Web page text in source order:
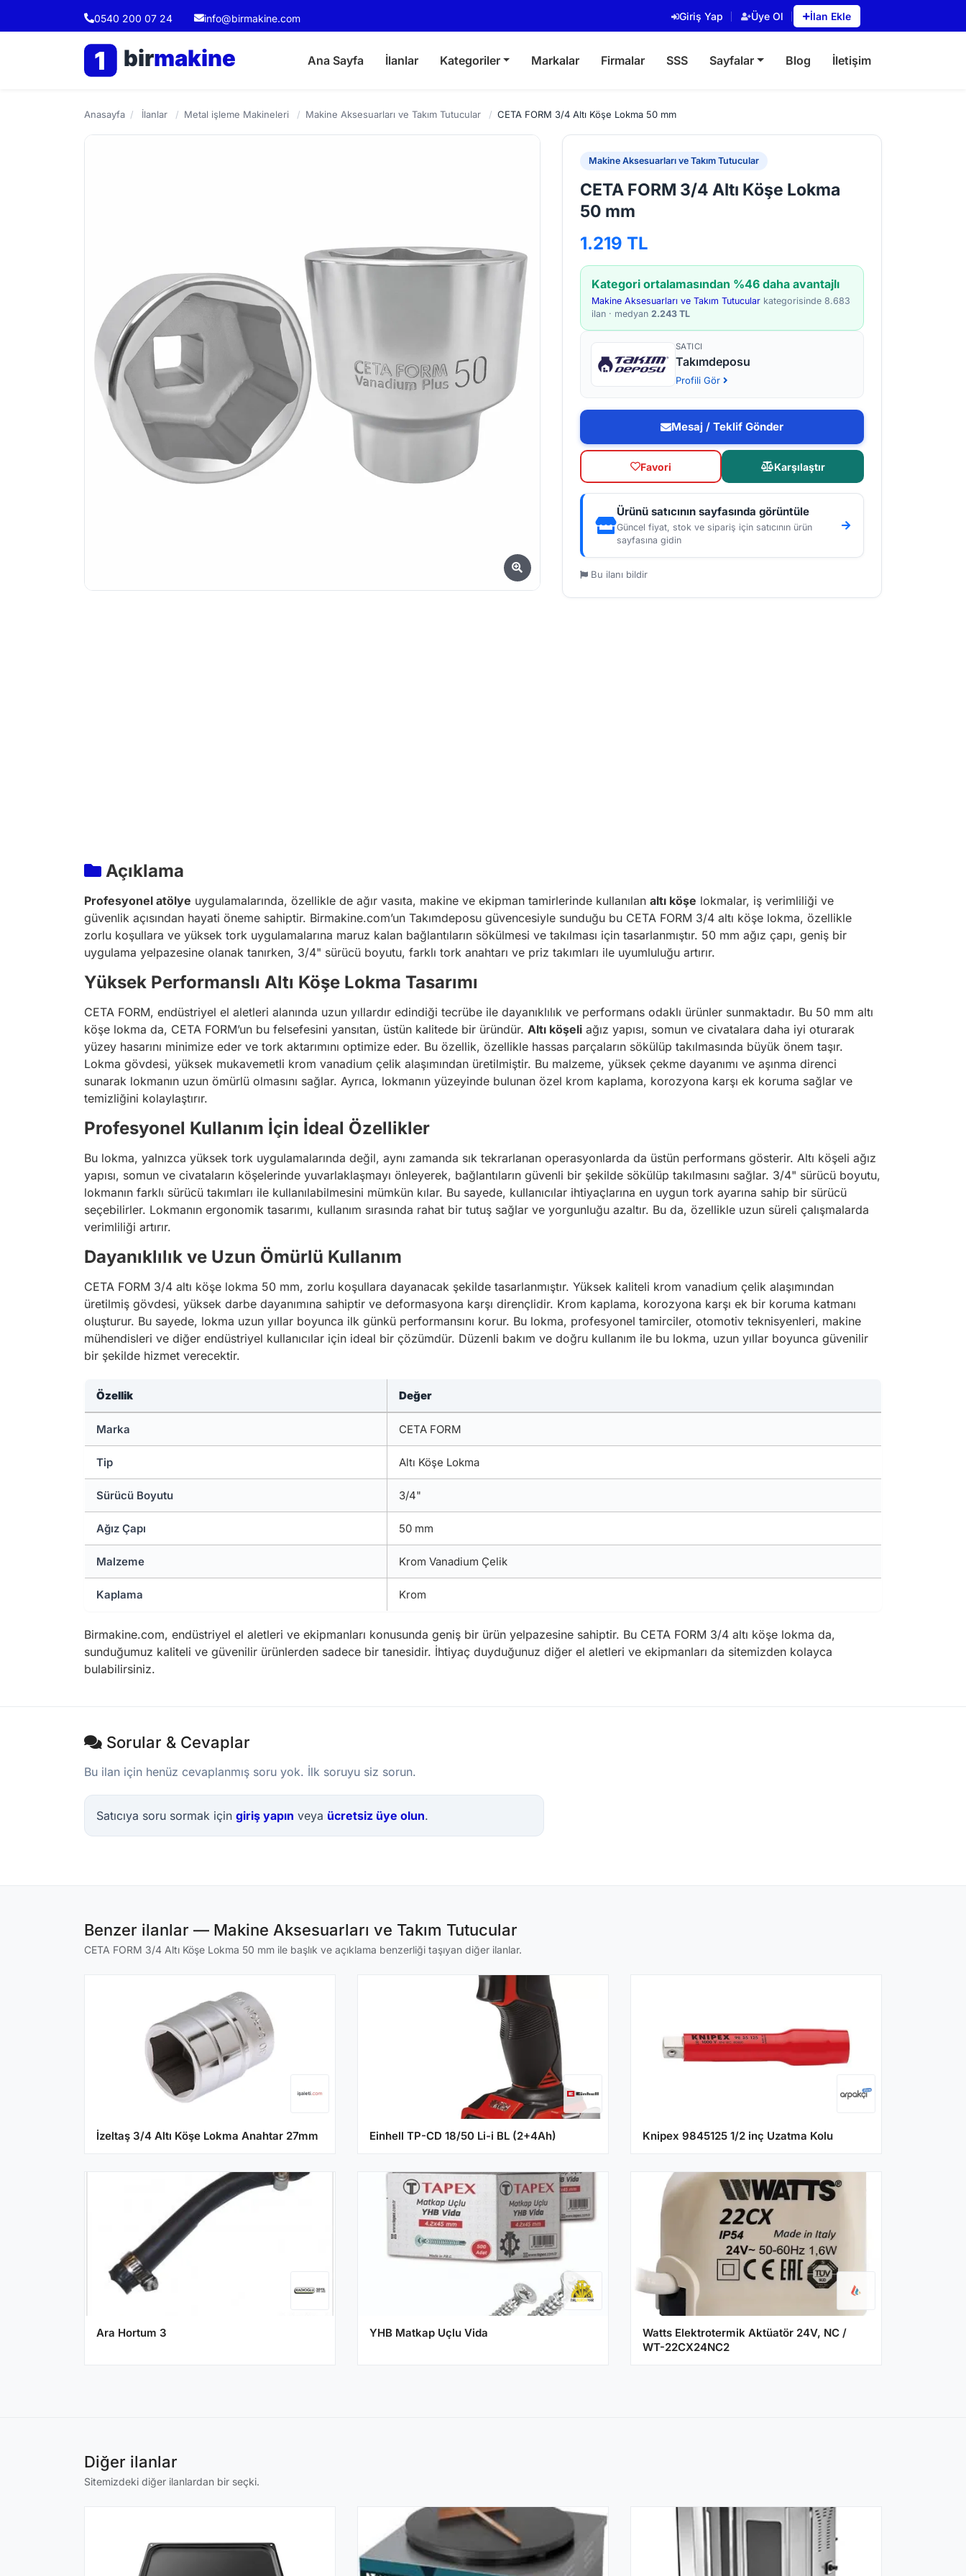
0540 200 07 24 info@birmakine.com Giriş Yap Üye Ol İlan Ekle
1 birmakine Ana Sayfa İlanlar Kategoriler Markalar Firmalar SSS Sayfalar Blog İletişim
Anasayfa / İlanlar / Metal işleme Makineleri / Makine Aksesuarları ve Takım Tutucular / CETA FORM 3/4 Altı Köşe Lokma 50 mm
Makine Aksesuarları ve Takım Tutucular
CETA FORM 3/4 Altı Köşe Lokma
50 mm
1.219 TL
Kategori ortalamasından %46 daha avantajlı
Makine Aksesuarları ve Takım Tutucularkategorisinde 8.683
ilan · medyan 2.243 TL
SATICI
Takımdeposu
Profili Gör
Mesaj / Teklif Gönder
Favori Karşılaştır
Ürünü satıcının sayfasında görüntüle
Güncel fiyat, stok ve sipariş için satıcının ürün
sayfasına gidin
Bu ilanı bildir
Açıklama
Profesyonel atölye uygulamalarında, özellikle de ağır vasıta, makine ve ekipman tamirlerinde kullanılan altı köşe lokmalar, iş verimliliği ve
güvenlik açısından hayati öneme sahiptir. Birmakine.com’un Takımdeposu güvencesiyle sunduğu bu CETA FORM 3/4 altı köşe lokma, özellikle
zorlu koşullara ve yüksek tork uygulamalarına maruz kalan bağlantıların sökülmesi ve takılması için tasarlanmıştır. 50 mm ağız çapı, geniş bir
uygulama yelpazesine olanak tanırken, 3/4" sürücü boyutu, farklı tork anahtarı ve priz takımları ile uyumluluğu artırır.
Yüksek Performanslı Altı Köşe Lokma Tasarımı
CETA FORM, endüstriyel el aletleri alanında uzun yıllardır edindiği tecrübe ile dayanıklılık ve performans odaklı ürünler sunmaktadır. Bu 50 mm altı
köşe lokma da, CETA FORM’un bu felsefesini yansıtan, üstün kalitede bir üründür. Altı köşeli ağız yapısı, somun ve civatalara daha iyi oturarak
yüzey hasarını minimize eder ve tork aktarımını optimize eder. Bu özellik, özellikle hassas parçaların sökülüp takılmasında büyük önem taşır.
Lokma gövdesi, yüksek mukavemetli krom vanadium çelik alaşımından üretilmiştir. Bu malzeme, yüksek çekme dayanımı ve aşınma direnci
sunarak lokmanın uzun ömürlü olmasını sağlar. Ayrıca, lokmanın yüzeyinde bulunan özel krom kaplama, korozyona karşı ek koruma sağlar ve
temizliğini kolaylaştırır.
Profesyonel Kullanım İçin İdeal Özellikler
Bu lokma, yalnızca yüksek tork uygulamalarında değil, aynı zamanda sık tekrarlanan operasyonlarda da üstün performans gösterir. Altı köşeli ağız
yapısı, somun ve civataların köşelerinde yuvarlaklaşmayı önleyerek, bağlantıların güvenli bir şekilde sökülüp takılmasını sağlar. 3/4" sürücü boyutu,
lokmanın farklı sürücü takımları ile kullanılabilmesini mümkün kılar. Bu sayede, kullanıcılar ihtiyaçlarına en uygun tork ayarına sahip bir sürücü
seçebilirler. Lokmanın ergonomik tasarımı, kullanım sırasında rahat bir tutuş sağlar ve yorgunluğu azaltır. Bu da, özellikle uzun süreli çalışmalarda
verimliliği artırır.
Dayanıklılık ve Uzun Ömürlü Kullanım
CETA FORM 3/4 altı köşe lokma 50 mm, zorlu koşullara dayanacak şekilde tasarlanmıştır. Yüksek kaliteli krom vanadium çelik alaşımından
üretilmiş gövdesi, yüksek darbe dayanımına sahiptir ve deformasyona karşı dirençlidir. Krom kaplama, korozyona karşı ek bir koruma katmanı
oluşturur. Bu sayede, lokma uzun yıllar boyunca ilk günkü performansını korur. Bu lokma, profesyonel tamirciler, otomotiv teknisyenleri, makine
mühendisleri ve diğer endüstriyel kullanıcılar için ideal bir çözümdür. Düzenli bakım ve doğru kullanım ile bu lokma, uzun yıllar boyunca güvenilir
bir şekilde hizmet verecektir.
Özellik Değer
Marka CETA FORM
Tip Altı Köşe Lokma
Sürücü Boyutu 3/4"
Ağız Çapı 50 mm
Malzeme Krom Vanadium Çelik
Kaplama Krom
Birmakine.com, endüstriyel el aletleri ve ekipmanları konusunda geniş bir ürün yelpazesine sahiptir. Bu CETA FORM 3/4 altı köşe lokma da,
sunduğumuz kaliteli ve güvenilir ürünlerden sadece bir tanesidir. İhtiyaç duyduğunuz diğer el aletleri ve ekipmanları da sitemizden kolayca
bulabilirsiniz.
Sorular & Cevaplar
Bu ilan için henüz cevaplanmış soru yok. İlk soruyu siz sorun.
Satıcıya soru sormak için giriş yapın veya ücretsiz üye olun.
Benzer ilanlar — Makine Aksesuarları ve Takım Tutucular
CETA FORM 3/4 Altı Köşe Lokma 50 mm ile başlık ve açıklama benzerliği taşıyan diğer ilanlar.
İzeltaş 3/4 Altı Köşe Lokma Anahtar 27mm Einhell TP-CD 18/50 Li-i BL (2+4Ah) Knipex 9845125 1/2 inç Uzatma Kolu
Ara Hortum 3 YHB Matkap Uçlu Vida
Watts Elektrotermik Aktüatör 24V, NC /
WT-22CX24NC2
Diğer ilanlar
Sitemizdeki diğer ilanlardan bir seçki.